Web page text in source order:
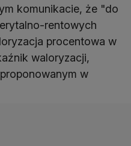
komunikacie, że "do
rentowych
procentowa w
waloryzacji,
w